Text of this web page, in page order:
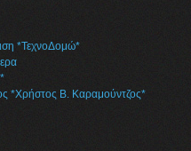
*ΤεχνοΔομώ*
*Χρήστος Β. Καραμούντζος*